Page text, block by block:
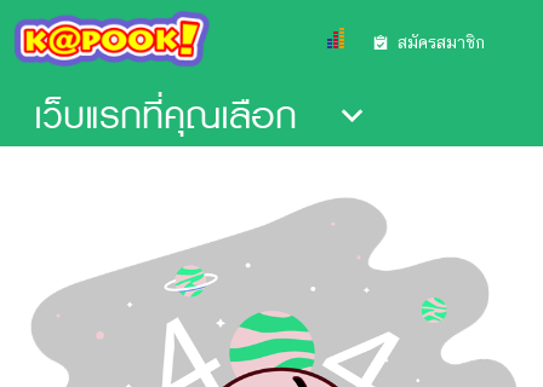
เว็บแรกที่คุณเลือก
สมัครสมาชิก